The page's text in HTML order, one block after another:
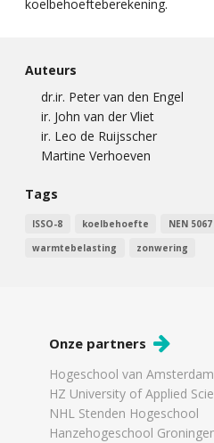
koelbehoefteberekening.
Auteurs
dr.ir. Peter van den Engel
ir. John van der Vliet
ir. Leo de Ruijsscher
Martine Verhoeven
Tags
ISSO-8 koelbehoefte NEN 5067
warmtebelasting
zonwering
Onze partners
Hogeschool van Amsterdam
HZ University of Applied
NHL Stenden Hogeschool
Hanzehogeschool